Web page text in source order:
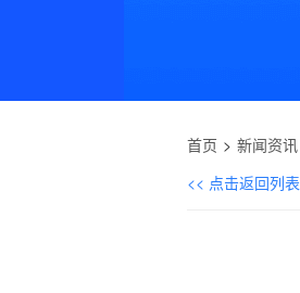
首页 新闻资讯
<< 点击返回列表